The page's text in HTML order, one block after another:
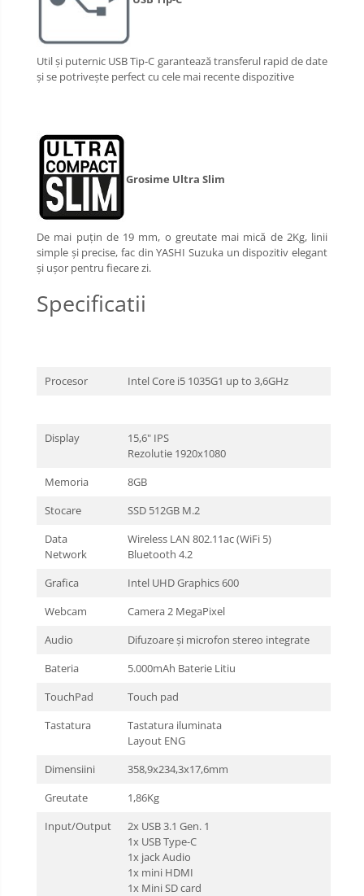
Util și puternic USB Tip-C garantează transferul rapid de date
și se potrivește perfect cu cele mai recente dispozitive
Grosime Ultra Slim
De mai puțin de 19 mm, o greutate mai mică de 2Kg, linii
simple și precise, fac din YASHI Suzuka un dispozitiv elegant
și ușor pentru fiecare zi.
Specificatii
Procesor Intel Core i5 1035G1 up to 3,6GHz
Display
15,6" IPS
Rezolutie 1920x1080
Memoria
8GB
Stocare
SSD 512GB M.2
Data
Network
Wireless LAN 802.11ac (WiFi 5)
Bluetooth 4.2
Grafica
Intel UHD Graphics 600
Webcam
Camera 2 MegaPixel
Audio
Difuzoare și microfon stereo integrate
Bateria
5.000mAh Baterie Litiu
TouchPad
Touch pad
Tastatura
Tastatura iluminata
Layout ENG
Dimensiini
358,9x234,3x17,6mm
Greutate
1,86Kg
Input/Output
2x USB 3.1 Gen. 1
1x USB Type-C
1x jack Audio
1x mini HDMI
1x Mini SD card